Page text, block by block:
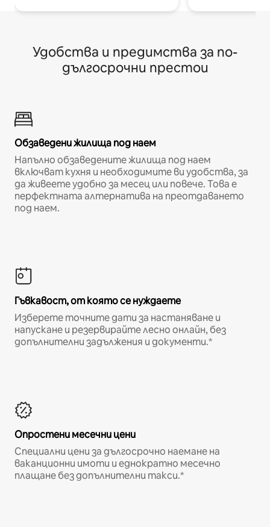
Удобства и предимства за по-
дългосрочни престои
Обзаведени жилища под наем
Напълно обзаведените жилища под наем
включват кухня и необходимите ви удобства, за
да живеете удобно за месец или повече. Това е
перфектната алтернатива на преотдаването
под наем.
Гъвкавост, от която се нуждаете
Изберете точните дати за настаняване и
напускане и резервирайте лесно онлайн, без
допълнителни задължения и документи.*
Опростени месечни цени
Специални цени за дългосрочно наемане на
ваканционни имоти и еднократно месечно
плащане без допълнителни такси.*